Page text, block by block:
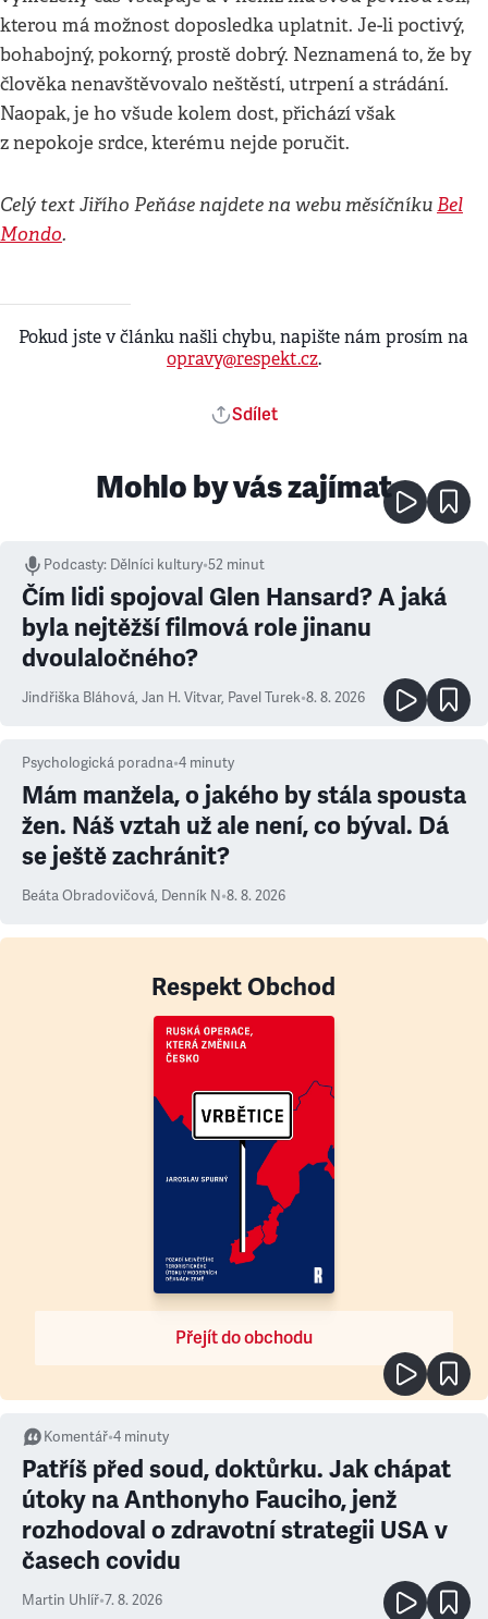
kterou má možnost doposledka uplatnit. Je-li poctivý,
bohabojný, pokorný, prostě dobrý. Neznamená to, že by
člověka nenavštěvovalo neštěstí, utrpení a strádání.
Naopak, je ho všude kolem dost, přichází však
z nepokoje srdce, kterému nejde poručit.
Celý text Jiřího Peňáse najdete na webu měsíčníkuBel
Mondo.
Pokud jste v článku našli chybu, napište nám prosím na
opravy@respekt.cz.
Sdílet
Mohlo by vás zajímat
Podcasty: Dělníci kultury•52 minut
Čím lidi spojoval Glen Hansard? A jaká
byla nejtěžší filmová role jinanu
dvoulaločného?
Jindřiška Bláhová, Jan H. Vitvar, Pavel Turek•8. 8. 2026
Psychologická poradna•4 minuty
Mám manžela, o jakého by stála spousta
žen. Náš vztah už ale není, co býval. Dá
se ještě zachránit?
Beáta Obradovičová, Denník N•8. 8. 2026
Respekt Obchod
Přejít do obchodu
Komentář•4 minuty
Patříš před soud, doktůrku. Jak chápat
útoky na Anthonyho Fauciho, jenž
rozhodoval o zdravotní strategii USA v
časech covidu
Martin Uhlíř•7. 8. 2026